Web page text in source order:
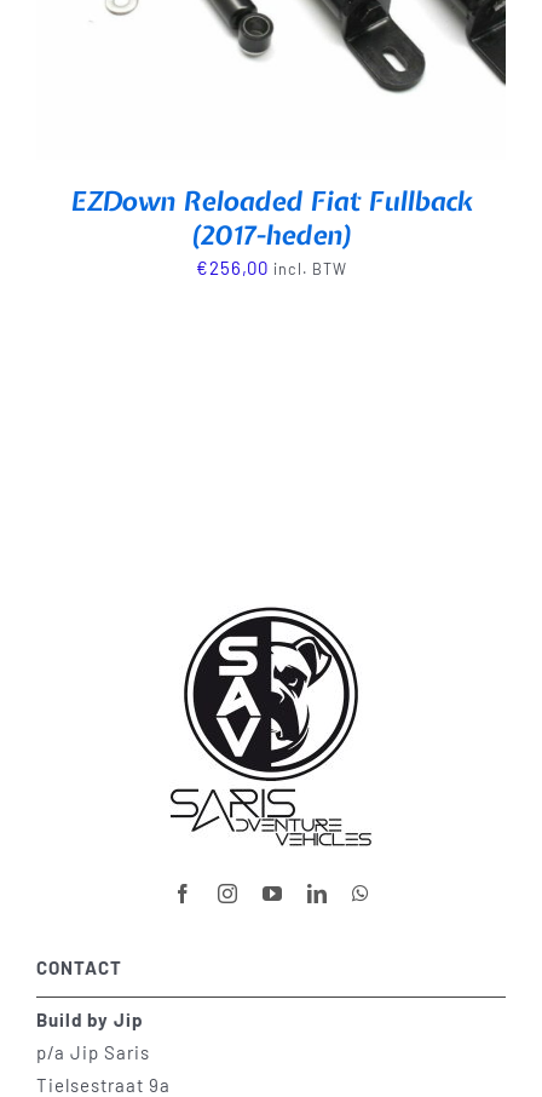
EZDown Reloaded Fiat Fullback
(2017-heden)
€256,00 incl. BTW
CONTACT
Build by Jip
p/a Jip Saris
Tielsestraat 9a